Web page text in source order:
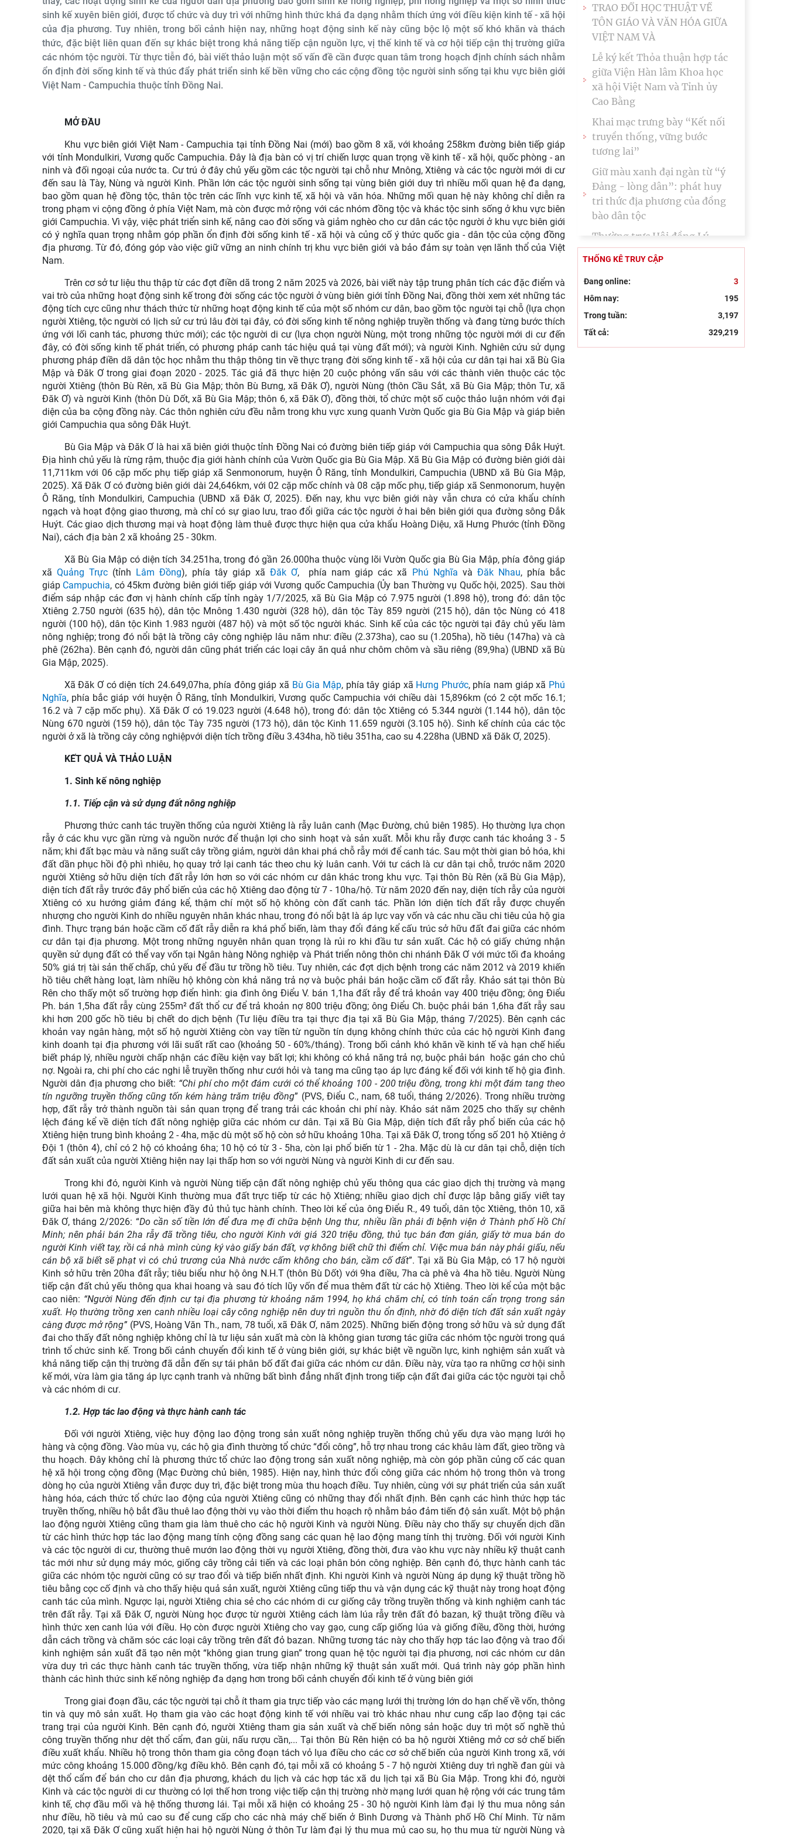
sinh kế xuyên biên giới, được tổ chức và duy trì với những hình thức khá đa dạng nhằm thích ứng với điều kiện kinh tế - xã hội
của địa phương. Tuy nhiên, trong bối cảnh hiện nay, những hoạt động sinh kế này cũng bộc lộ một số khó khăn và thách
thức, đặc biệt liên quan đến sự khác biệt trong khả năng tiếp cận nguồn lực, vị thế kinh tế và cơ hội tiếp cận thị trường giữa
các nhóm tộc người. Từ thực tiễn đó, bài viết thảo luận một số vấn đề cần được quan tâm trong hoạch định chính sách nhằm
ổn định đời sống kinh tế và thúc đẩy phát triển sinh kế bền vững cho các cộng đồng tộc người sinh sống tại khu vực biên giới
Việt Nam - Campuchia thuộc tỉnh Đồng Nai.
MỞ ĐẦU
Khu vực biên giới Việt Nam - Campuchia tại tỉnh Đồng Nai (mới) bao gồm 8 xã, với khoảng 258km đường biên tiếp giáp
với tỉnh Mondulkiri, Vương quốc Campuchia. Đây là địa bàn có vị trí chiến lược quan trọng về kinh tế - xã hội, quốc phòng - an
ninh và đối ngoại của nước ta. Cư trú ở đây chủ yếu gồm các tộc người tại chỗ như Mnông, Xtiêng và các tộc người mới di cư
đến sau là Tày, Nùng và người Kinh. Phần lớn các tộc người sinh sống tại vùng biên giới duy trì nhiều mối quan hệ đa dạng,
bao gồm quan hệ đồng tộc, thân tộc trên các lĩnh vực kinh tế, xã hội và văn hóa. Những mối quan hệ này không chỉ diễn ra
trong phạm vi cộng đồng ở phía Việt Nam, mà còn được mở rộng với các nhóm đồng tộc và khác tộc sinh sống ở khu vực biên
giới Campuchia. Vì vậy, việc phát triển sinh kế, nâng cao đời sống và giảm nghèo cho cư dân các tộc người ở khu vực biên giới
có ý nghĩa quan trọng nhằm góp phần ổn định đời sống kinh tế - xã hội và củng cố ý thức quốc gia - dân tộc của cộng đồng
địa phương. Từ đó, đóng góp vào việc giữ vững an ninh chính trị khu vực biên giới và bảo đảm sự toàn vẹn lãnh thổ của Việt
Nam.
Trên cơ sở tư liệu thu thập từ các đợt điền dã trong 2 năm 2025 và 2026, bài viết này tập trung phân tích các đặc điểm và
vai trò của những hoạt động sinh kế trong đời sống các tộc người ở vùng biên giới tỉnh Đồng Nai, đồng thời xem xét những tác
động tích cực cũng như thách thức từ những hoạt động kinh tế của một số nhóm cư dân, bao gồm tộc người tại chỗ (lựa chọn
người Xtiêng, tộc người có lịch sử cư trú lâu đời tại đây, có đời sống kinh tế nông nghiệp truyền thống và đang từng bước thích
ứng với lối canh tác, phương thức mới); các tộc người di cư (lựa chọn người Nùng, một trong những tộc người mới di cư đến
đây, có đời sống kinh tế phát triển, có phương pháp canh tác hiệu quả tại vùng đất mới); và người Kinh. Nghiên cứu sử dụng
phương pháp điền dã dân tộc học nhằm thu thập thông tin về thực trạng đời sống kinh tế - xã hội của cư dân tại hai xã Bù Gia
Mập và Đăk Ơ trong giai đoạn 2020 - 2025. Tác giả đã thực hiện 20 cuộc phỏng vấn sâu với các thành viên thuộc các tộc
người Xtiêng (thôn Bù Rên, xã Bù Gia Mập; thôn Bù Bưng, xã Đăk Ơ), người Nùng (thôn Cầu Sắt, xã Bù Gia Mập; thôn Tư, xã
Đăk Ơ) và người Kinh (thôn Dù Dốt, xã Bù Gia Mập; thôn 6, xã Đăk Ơ), đồng thời, tổ chức một số cuộc thảo luận nhóm với đại
diện của ba cộng đồng này. Các thôn nghiên cứu đều nằm trong khu vực xung quanh Vườn Quốc gia Bù Gia Mập và giáp biên
giới Campuchia qua sông Đăk Huýt.
Bù Gia Mập và Đăk Ơ là hai xã biên giới thuộc tỉnh Đồng Nai có đường biên tiếp giáp với Campuchia qua sông Đắk Huýt.
Địa hình chủ yếu là rừng rậm, thuộc địa giới hành chính của Vườn Quốc gia Bù Gia Mập. Xã Bù Gia Mập có đường biên giới dài
11,711km với 06 cặp mốc phụ tiếp giáp xã Senmonorum, huyện Ô Răng, tỉnh Mondulkiri, Campuchia (UBND xã Bù Gia Mập,
2025). Xã Đăk Ơ có đường biên giới dài 24,646km, với 02 cặp mốc chính và 08 cặp mốc phụ, tiếp giáp xã Senmonorum, huyện
Ô Răng, tỉnh Mondulkiri, Campuchia (UBND xã Đăk Ơ, 2025). Đến nay, khu vực biên giới này vẫn chưa có cửa khẩu chính
ngạch và hoạt động giao thương, mà chỉ có sự giao lưu, trao đổi giữa các tộc người ở hai bên biên giới qua đường sông Đắk
Huýt. Các giao dịch thương mại và hoạt động làm thuê được thực hiện qua cửa khẩu Hoàng Diệu, xã Hưng Phước (tỉnh Đồng
Nai), cách địa bàn 2 xã khoảng 25 - 30km.
Xã Bù Gia Mập có diện tích 34.251ha, trong đó gần 26.000ha thuộc vùng lõi Vườn Quốc gia Bù Gia Mập, phía đông giáp
xãQuảng Trực (tỉnh Lâm Đồng), phía tây giáp xã Đăk Ơ, phía nam giáp các xã Phú Nghĩa và Đăk Nhau, phía bắc
giáp Campuchia, có 45km đường biên giới tiếp giáp với Vương quốc Campuchia (Ủy ban Thường vụ Quốc hội, 2025). Sau thời
điểm sáp nhập các đơn vị hành chính cấp tỉnh ngày 1/7/2025, xã Bù Gia Mập có 7.975 người (1.898 hộ), trong đó: dân tộc
Xtiêng 2.750 người (635 hộ), dân tộc Mnông 1.430 người (328 hộ), dân tộc Tày 859 người (215 hộ), dân tộc Nùng có 418
người (100 hộ), dân tộc Kinh 1.983 người (487 hộ) và một số tộc người khác. Sinh kế của các tộc người tại đây chủ yếu làm
nông nghiệp; trong đó nổi bật là trồng cây công nghiệp lâu năm như: điều (2.373ha), cao su (1.205ha), hồ tiêu (147ha) và cà
phê (262ha). Bên cạnh đó, người dân cũng phát triển các loại cây ăn quả như chôm chôm và sầu riêng (89,9ha) (UBND xã Bù
Gia Mập, 2025).
Xã Đăk Ơ có diện tích 24.649,07ha, phía đông giáp xã Bù Gia Mập, phía tây giáp xã Hưng Phước, phía nam giáp xã Phú
Nghĩa, phía bắc giáp với huyện Ô Răng, tỉnh Mondulkiri, Vương quốc Campuchia với chiều dài 15,896km (có 2 cột mốc 16.1;
16.2 và 7 cặp mốc phụ). Xã Đăk Ơ có 19.023 người (4.648 hộ), trong đó: dân tộc Xtiêng có 5.344 người (1.144 hộ), dân tộc
Nùng 670 người (159 hộ), dân tộc Tày 735 người (173 hộ), dân tộc Kinh 11.659 người (3.105 hộ). Sinh kế chính của các tộc
người ở xã là trồng cây công nghiệpvới diện tích trồng điều 3.434ha, hồ tiêu 351ha, cao su 4.228ha (UBND xã Đăk Ơ, 2025).
KẾT QUẢ VÀ THẢO LUẬN
1. Sinh kế nông nghiệp
1.1. Tiếp cận và sử dụng đất nông nghiệp
Phương thức canh tác truyền thống của người Xtiêng là rẫy luân canh (Mạc Đường, chủ biên 1985). Họ thường lựa chọn
rẫy ở các khu vực gần rừng và nguồn nước để thuận lợi cho sinh hoạt và sản xuất. Mỗi khu rẫy được canh tác khoảng 3 - 5
năm; khi đất bạc màu và năng suất cây trồng giảm, người dân khai phá chỗ rẫy mới để canh tác. Sau một thời gian bỏ hóa, khi
đất dần phục hồi độ phì nhiêu, họ quay trở lại canh tác theo chu kỳ luân canh. Với tư cách là cư dân tại chỗ, trước năm 2020
người Xtiêng sở hữu diện tích đất rẫy lớn hơn so với các nhóm cư dân khác trong khu vực. Tại thôn Bù Rên (xã Bù Gia Mập),
diện tích đất rẫy trước đây phổ biến của các hộ Xtiêng dao động từ 7 - 10ha/hộ. Từ năm 2020 đến nay, diện tích rẫy của người
Xtiêng có xu hướng giảm đáng kể, thậm chí một số hộ không còn đất canh tác. Phần lớn diện tích đất rẫy được chuyển
nhượng cho người Kinh do nhiều nguyên nhân khác nhau, trong đó nổi bật là áp lực vay vốn và các nhu cầu chi tiêu của hộ gia
đình. Thực trạng bán hoặc cầm cố đất rẫy diễn ra khá phổ biến, làm thay đổi đáng kể cấu trúc sở hữu đất đai giữa các nhóm
cư dân tại địa phương. Một trong những nguyên nhân quan trọng là rủi ro khi đầu tư sản xuất. Các hộ có giấy chứng nhận
quyền sử dụng đất có thể vay vốn tại Ngân hàng Nông nghiệp và Phát triển nông thôn chi nhánh Đăk Ơ với mức tối đa khoảng
50% giá trị tài sản thế chấp, chủ yếu để đầu tư trồng hồ tiêu. Tuy nhiên, các đợt dịch bệnh trong các năm 2012 và 2019 khiến
hồ tiêu chết hàng loạt, làm nhiều hộ không còn khả năng trả nợ và buộc phải bán hoặc cầm cố đất rẫy. Khảo sát tại thôn Bù
Rên cho thấy một số trường hợp điển hình: gia đình ông Điểu V. bán 1,1ha đất rẫy để trả khoản vay 400 triệu đồng; ông Điểu
Ph. bán 1,5ha đất rẫy cùng 255m² đất thổ cư để trả khoản nợ 800 triệu đồng; ông Điểu Ch. buộc phải bán 1,6ha đất rẫy sau
khi hơn 200 gốc hồ tiêu bị chết do dịch bệnh (Tư liệu điều tra tại thực địa tại xã Bù Gia Mập, tháng 7/2025). Bên cạnh các
khoản vay ngân hàng, một số hộ người Xtiêng còn vay tiền từ nguồn tín dụng không chính thức của các hộ người Kinh đang
kinh doanh tại địa phương với lãi suất rất cao (khoảng 50 - 60%/tháng). Trong bối cảnh khó khăn về kinh tế và hạn chế hiểu
biết pháp lý, nhiều người chấp nhận các điều kiện vay bất lợi; khi không có khả năng trả nợ, buộc phải bán hoặc gán cho chủ
nợ. Ngoài ra, chi phí cho các nghi lễ truyền thống như cưới hỏi và tang ma cũng tạo áp lực đáng kể đối với kinh tế hộ gia đình.
Người dân địa phương cho biết: “Chi phí cho một đám cưới có thể khoảng 100 - 200 triệu đồng, trong khi một đám tang theo
tín ngưỡng truyền thống cũng tốn kém hàng trăm triệu đồng” (PVS, Điểu C., nam, 68 tuổi, tháng 2/2026). Trong nhiều trường
hợp, đất rẫy trở thành nguồn tài sản quan trọng để trang trải các khoản chi phí này. Khảo sát năm 2025 cho thấy sự chênh
lệch đáng kể về diện tích đất nông nghiệp giữa các nhóm cư dân. Tại xã Bù Gia Mập, diện tích đất rẫy phổ biến của các hộ
Xtiêng hiện trung bình khoảng 2 - 4ha, mặc dù một số hộ còn sở hữu khoảng 10ha. Tại xã Đăk Ơ, trong tổng số 201 hộ Xtiêng ở
Đội 1 (thôn 4), chỉ có 2 hộ có khoảng 6ha; 10 hộ có từ 3 - 5ha, còn lại phổ biến từ 1 - 2ha. Mặc dù là cư dân tại chỗ, diện tích
đất sản xuất của người Xtiêng hiện nay lại thấp hơn so với người Nùng và người Kinh di cư đến sau.
Trong khi đó, người Kinh và người Nùng tiếp cận đất nông nghiệp chủ yếu thông qua các giao dịch thị trường và mạng
lưới quan hệ xã hội. Người Kinh thường mua đất trực tiếp từ các hộ Xtiêng; nhiều giao dịch chỉ được lập bằng giấy viết tay
giữa hai bên mà không thực hiện đầy đủ thủ tục hành chính. Theo lời kể của ông Điểu R., 49 tuổi, dân tộc Xtiêng, thôn 10, xã
Đăk Ơ, tháng 2/2026: “Do cần số tiền lớn để đưa mẹ đi chữa bệnh Ung thư, nhiều lần phải đi bệnh viện ở Thành phố Hồ Chí
Minh; nên phải bán 2ha rẫy đã trồng tiêu, cho người Kinh với giá 320 triệu đồng, thủ tục bán đơn giản, giấy tờ mua bán do
người Kinh viết tay, rồi cả nhà mình cùng ký vào giấy bán đất, vợ không biết chữ thì điểm chỉ. Việc mua bán này phải giấu, nếu
cán bộ xã biết sẽ phạt vì có chủ trương của Nhà nước cấm không cho bán, cầm cố đất”. Tại xã Bù Gia Mập, có 17 hộ người
Kinh sở hữu trên 20ha đất rẫy; tiêu biểu như hộ ông N.H.T (thôn Bù Dốt) với 9ha điều, 7ha cà phê và 4ha hồ tiêu. Người Nùng
tiếp cận đất chủ yếu thông qua khai hoang và sau đó tích lũy vốn để mua thêm đất từ các hộ Xtiêng. Theo lời kể của một bậc
cao niên: “Người Nùng đến định cư tại địa phương từ khoảng năm 1994, họ khá chăm chỉ, có tính toán cẩn trọng trong sản
xuất. Họ thường trồng xen canh nhiều loại cây công nghiệp nên duy trì nguồn thu ổn định, nhờ đó diện tích đất sản xuất ngày
càng được mở rộng” (PVS, Hoàng Văn Th., nam, 78 tuổi, xã Đăk Ơ, năm 2025). Những biến động trong sở hữu và sử dụng đất
đai cho thấy đất nông nghiệp không chỉ là tư liệu sản xuất mà còn là không gian tương tác giữa các nhóm tộc người trong quá
trình tổ chức sinh kế. Trong bối cảnh chuyển đổi kinh tế ở vùng biên giới, sự khác biệt về nguồn lực, kinh nghiệm sản xuất và
khả năng tiếp cận thị trường đã dẫn đến sự tái phân bố đất đai giữa các nhóm cư dân. Điều này, vừa tạo ra những cơ hội sinh
kế mới, vừa làm gia tăng áp lực cạnh tranh và những bất bình đẳng nhất định trong tiếp cận đất đai giữa các tộc người tại chỗ
và các nhóm di cư.
1.2. Hợp tác lao động và thực hành canh tác
Đối với người Xtiêng, việc huy động lao động trong sản xuất nông nghiệp truyền thống chủ yếu dựa vào mạng lưới họ
hàng và cộng đồng. Vào mùa vụ, các hộ gia đình thường tổ chức “đổi công”, hỗ trợ nhau trong các khâu làm đất, gieo trồng và
thu hoạch. Đây không chỉ là phương thức tổ chức lao động trong sản xuất nông nghiệp, mà còn góp phần củng cố các quan
hệ xã hội trong cộng đồng (Mạc Đường chủ biên, 1985). Hiện nay, hình thức đổi công giữa các nhóm hộ trong thôn và trong
dòng họ của người Xtiêng vẫn được duy trì, đặc biệt trong mùa thu hoạch điều. Tuy nhiên, cùng với sự phát triển của sản xuất
hàng hóa, cách thức tổ chức lao động của người Xtiêng cũng có những thay đổi nhất định. Bên cạnh các hình thức hợp tác
truyền thống, nhiều hộ bắt đầu thuê lao động thời vụ vào thời điểm thu hoạch rộ nhằm bảo đảm tiến độ sản xuất. Một bộ phận
lao động người Xtiêng cũng tham gia làm thuê cho các hộ người Kinh và người Nùng. Điều này cho thấy sự chuyển dịch dần
từ các hình thức hợp tác lao động mang tính cộng đồng sang các quan hệ lao động mang tính thị trường. Đối với người Kinh
và các tộc người di cư, thường thuê mướn lao động thời vụ người Xtiêng, đồng thời, đưa vào khu vực này nhiều kỹ thuật canh
tác mới như sử dụng máy móc, giống cây trồng cải tiến và các loại phân bón công nghiệp. Bên cạnh đó, thực hành canh tác
giữa các nhóm tộc người cũng có sự trao đổi và tiếp biến nhất định. Khi người Kinh và người Nùng áp dụng kỹ thuật trồng hồ
tiêu bằng cọc cố định và cho thấy hiệu quả sản xuất, người Xtiêng cũng tiếp thu và vận dụng các kỹ thuật này trong hoạt động
canh tác của mình. Ngược lại, người Xtiêng chia sẻ cho các nhóm di cư giống cây trồng truyền thống và kinh nghiệm canh tác
trên đất rẫy. Tại xã Đăk Ơ, người Nùng học được từ người Xtiêng cách làm lúa rẫy trên đất đỏ bazan, kỹ thuật trồng điều và
hình thức xen canh lúa với điều. Họ còn được người Xtiêng cho vay gạo, cung cấp giống lúa và giống điều, đồng thời, hướng
dẫn cách trồng và chăm sóc các loại cây trồng trên đất đỏ bazan. Những tương tác này cho thấy hợp tác lao động và trao đổi
kinh nghiệm sản xuất đã tạo nên một “không gian trung gian” trong quan hệ tộc người tại địa phương, nơi các nhóm cư dân
vừa duy trì các thực hành canh tác truyền thống, vừa tiếp nhận những kỹ thuật sản xuất mới. Quá trình này góp phần hình
thành các hình thức sinh kế nông nghiệp đa dạng hơn trong bối cảnh chuyển đổi kinh tế ở vùng biên giới
Trong giai đoạn đầu, các tộc người tại chỗ ít tham gia trực tiếp vào các mạng lưới thị trường lớn do hạn chế về vốn, thông
tin và quy mô sản xuất. Họ tham gia vào các hoạt động kinh tế với nhiều vai trò khác nhau như cung cấp lao động tại các
trang trại của người Kinh. Bên cạnh đó, người Xtiêng tham gia sản xuất và chế biến nông sản hoặc duy trì một số nghề thủ
công truyền thống như dệt thổ cẩm, đan gùi, nấu rượu cần,... Tại thôn Bù Rên hiện có ba hộ người Xtiêng mở cơ sở chế biến
điều xuất khẩu. Nhiều hộ trong thôn tham gia công đoạn tách vỏ lụa điều cho các cơ sở chế biến của người Kinh trong xã, với
mức công khoảng 15.000 đồng/kg điều khô. Bên cạnh đó, tại mỗi xã có khoảng 5 - 7 hộ người Xtiêng duy trì nghề đan gùi và
dệt thổ cẩm để bán cho cư dân địa phương, khách du lịch và các hợp tác xã du lịch tại xã Bù Gia Mập. Trong khi đó, người
Kinh và các tộc người di cư thường có lợi thế hơn trong việc tiếp cận thị trường nhờ mạng lưới quan hệ rộng với các trung tâm
kinh tế, chợ đầu mối và hệ thống thương lái. Tại mỗi xã hiện có khoảng 25 - 30 hộ người Kinh làm đại lý thu mua nông sản
như điều, hồ tiêu và mủ cao su để cung cấp cho các nhà máy chế biến ở Bình Dương và Thành phố Hồ Chí Minh. Từ năm
2020, tại xã Đăk Ơ cũng xuất hiện hai hộ người Nùng ở thôn Tư làm đại lý thu mua mủ cao su, họ thu mua từ người Nùng và
TRAO ĐỔI HỌC THUẬT VỀ
TÔN GIÁO VÀ VĂN HÓA GIỮA
VIỆT NAM VÀ
Lễ ký kết Thỏa thuận hợp tác
giữa Viện Hàn lâm Khoa học
xã hội Việt Nam và Tỉnh ủy
Cao Bằng
Khai mạc trưng bày “Kết nối
truyền thống, vững bước
tương lai”
Giữ màu xanh đại ngàn từ “ý
Đảng - lòng dân”: phát huy
tri thức địa phương của đồng
bào dân tộc
Thường trực Hội đồng Lý
luận Trung ương làm việc với
Tiểu ban Văn hóa - Xã hội -
Văn học, nghệ
THỐNG KÊ TRUY CẬP
Đang online:
3
Hôm nay:
195
Trong tuần:
3,197
Tất cả:
329,219